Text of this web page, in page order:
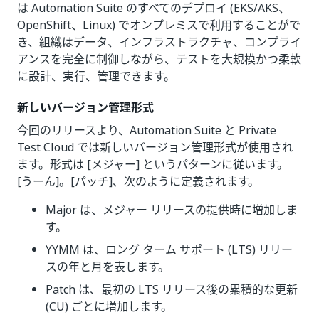
は Automation Suite のすべてのデプロイ (EKS/AKS、
OpenShift、Linux) でオンプレミスで利用することがで
き、組織はデータ、インフラストラクチャ、コンプライ
アンスを完全に制御しながら、テストを大規模かつ柔軟
に設計、実行、管理できます。
新しいバージョン管理形式
今回のリリースより、Automation Suite と Private
Test Cloud では新しいバージョン管理形式が使用され
ます。形式は [メジャー] というパターンに従います。
[うーん]。[パッチ]、次のように定義されます。
Major は、メジャー リリースの提供時に増加しま
す。
YYMM は、ロング ターム サポート (LTS) リリー
スの年と月を表します。
Patch は、最初の LTS リリース後の累積的な更新
(CU) ごとに増加します。